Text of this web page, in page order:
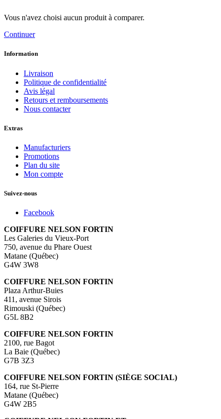
Vous n'avez choisi aucun produit à comparer.
Continuer
Information
Livraison
Politique de confidentialité
Avis légal
Retours et remboursements
Nous contacter
Extras
Manufacturiers
Promotions
Plan du site
Mon compte
Suivez-nous
Facebook
COIFFURE NELSON FORTIN
Les Galeries du Vieux-Port
750, avenue du Phare Ouest
Matane (Québec)
G4W 3W8
COIFFURE NELSON FORTIN
Plaza Arthur-Buies
411, avenue Sirois
Rimouski (Québec)
G5L 8B2
COIFFURE NELSON FORTIN
2100, rue Bagot
La Baie (Québec)
G7B 3Z3
COIFFURE NELSON FORTIN (SIÈGE SOCIAL)
164, rue St-Pierre
Matane (Québec)
G4W 2B5